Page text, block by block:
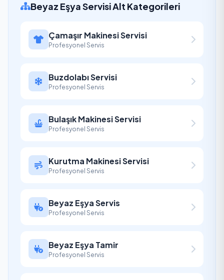
Beyaz Eşya Servisi Alt Kategorileri
Çamaşır Makinesi Servisi
Profesyonel Servis
Buzdolabı Servisi
Profesyonel Servis
Bulaşık Makinesi Servisi
Profesyonel Servis
Kurutma Makinesi Servisi
Profesyonel Servis
Beyaz Eşya Servis
Profesyonel Servis
Beyaz Eşya Tamir
Profesyonel Servis